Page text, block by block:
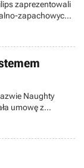
zaprezentowali
zapachowych
elektronicznego
EnterTaible.
Naughty
umowę z